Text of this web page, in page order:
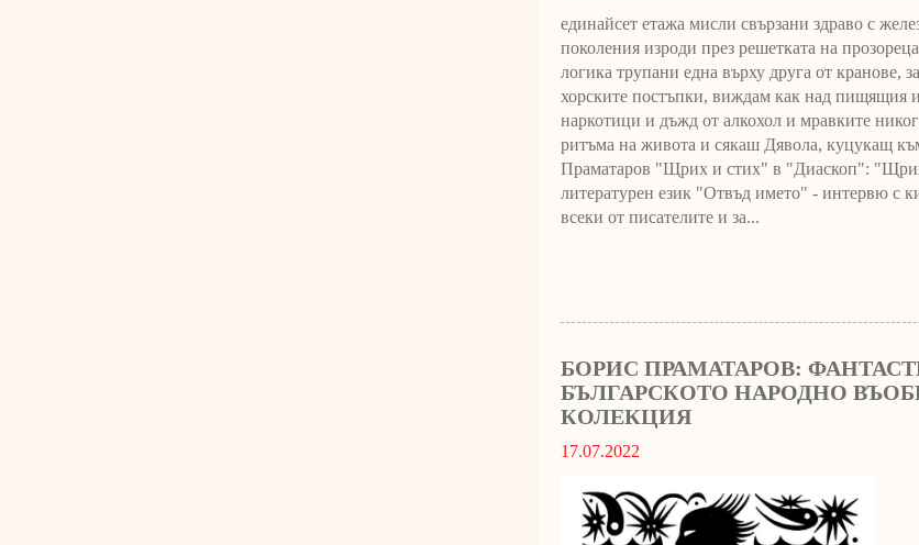
единайсет етажа мисли свързани здраво с
поколения изроди през решетката на
логика трупани една върху друга от кранове,
хорските постъпки, виждам как над пищящия
наркотици и дъжд от алкохол и мравките
ритъма на живота и сякаш Дявола, куцукащ
Праматаров "Щрих и стих" в "Диаскоп":
литературен език "Отвъд името" - интервю с
всеки от писателите и за...
БОРИС ПРАМАТАРОВ:
БЪЛГАРСКОТО НАРОДНО
КОЛЕКЦИЯ
17.07.2022